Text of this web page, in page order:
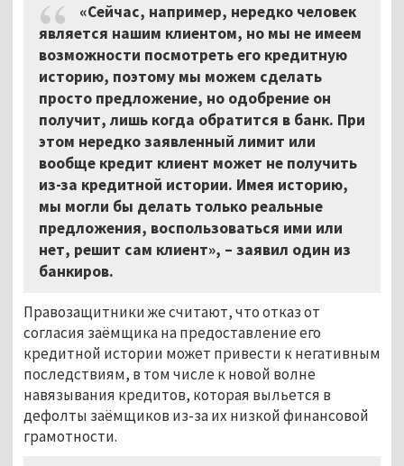
«Сейчас, например, нередко человек
является нашим клиентом, но мы не имеем
возможности посмотреть его кредитную
историю, поэтому мы можем сделать
просто предложение, но одобрение он
получит, лишь когда обратится в банк. При
этом нередко заявленный лимит или
вообще кредит клиент может не получить
из-за кредитной истории. Имея историю,
мы могли бы делать только реальные
предложения, воспользоваться ими или
нет, решит сам клиент», – заявил один из
банкиров.
Правозащитники же считают, что отказ от
согласия заёмщика на предоставление его
кредитной истории может привести к негативным
последствиям, в том числе к новой волне
навязывания кредитов, которая выльется в
дефолты заёмщиков из-за их низкой финансовой
грамотности.